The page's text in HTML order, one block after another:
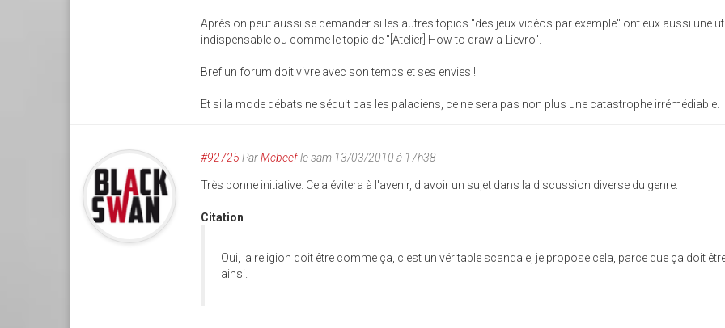
Après on peut aussi se demander si les autres topics "des jeux vidéos par exemple" ont eux aussi une
indispensable ou comme le topic de "[Atelier] How to draw a Lievro".
Bref un forum doit vivre avec son temps et ses envies !
Et si la mode débats ne séduit pas les palaciens, ce ne sera pas non plus une catastrophe irrémédiable.
#92725ParMcbeefle sam 13/03/2010 à 17h38
Très bonne initiative. Cela évitera à l'avenir, d'avoir un sujet dans la discussion diverse du genre:
Citation
Oui, la religion doit être comme ça, c'est un véritable scandale, je propose cela, parce que ça doit
ainsi.